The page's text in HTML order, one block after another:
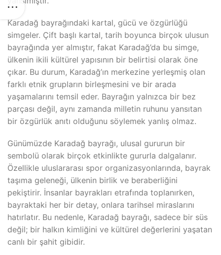
Karadağ bayrağındaki kartal, gücü ve özgürlüğü
simgeler. Çift başlı kartal, tarih boyunca birçok ulusun
bayrağında yer almıştır, fakat Karadağ’da bu simge,
ülkenin ikili kültürel yapısının bir belirtisi olarak öne
çıkar. Bu durum, Karadağ’ın merkezine yerleşmiş olan
farklı etnik grupların birleşmesini ve bir arada
yaşamalarını temsil eder. Bayrağın yalnızca bir bez
parçası değil, aynı zamanda milletin ruhunu yansıtan
bir özgürlük anıtı olduğunu söylemek yanlış olmaz.
Günümüzde Karadağ bayrağı, ulusal gururun bir
sembolü olarak birçok etkinlikte gururla dalgalanır.
Özellikle uluslararası spor organizasyonlarında, bayrak
taşıma geleneği, ülkenin birlik ve beraberliğini
pekiştirir. İnsanlar bayrakları etrafında toplanırken,
bayraktaki her bir detay, onlara tarihsel miraslarını
hatırlatır. Bu nedenle, Karadağ bayrağı, sadece bir süs
değil; bir halkın kimliğini ve kültürel değerlerini yaşatan
canlı bir şahit gibidir.